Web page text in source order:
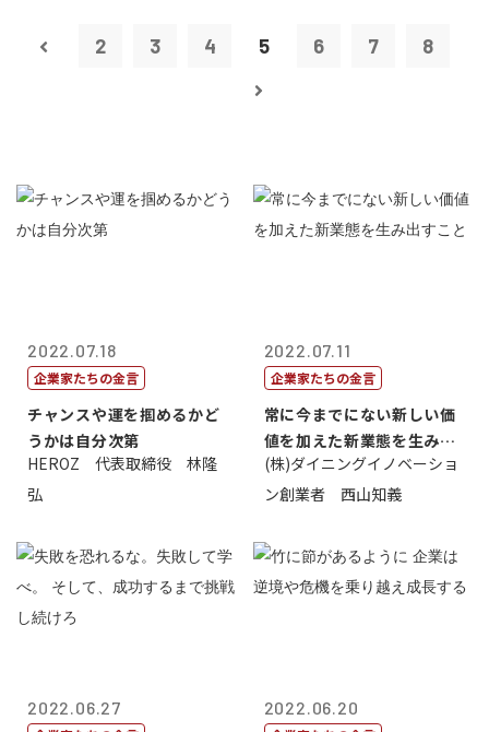
2 3 4 5 6 7 8
2022.07.18
企業家たちの金言
チャンスや運を掴めるかど
うかは自分次第
HEROZ 代表取締役 林隆
弘
2022.07.11
企業家たちの金言
常に今までにない新しい価
値を加えた新業態を生み出
すこと
(株)ダイニングイノベーショ
ン創業者 西山知義
2022.06.27 2022.06.20